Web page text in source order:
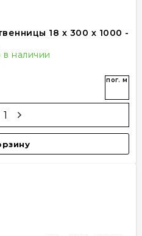
18 х 300 х 1000 -
в наличии
пог. м